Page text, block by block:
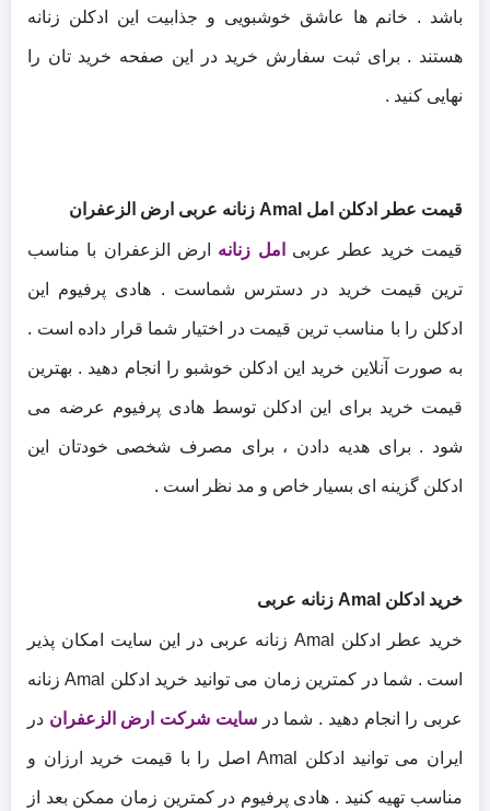
باشد . خانم ها عاشق خوشبویی و جذابیت این ادکلن زنانه
هستند . برای ثبت سفارش خرید در این صفحه خرید تان را
نهایی کنید .
قیمت عطر ادکلن امل Amal زنانه عربی ارض الزعفران
قیمت خرید عطر عربی امل زنانه ارض الزعفران با مناسب
ترین قیمت خرید در دسترس شماست . هادی پرفیوم این
ادکلن را با مناسب ترین قیمت در اختیار شما قرار داده است .
به صورت آنلاین خرید این ادکلن خوشبو را انجام دهید . بهترین
قیمت خرید برای این ادکلن توسط هادی پرفیوم عرضه می
شود . برای هدیه دادن ، برای مصرف شخصی خودتان این
ادکلن گزینه ای بسیار خاص و مد نظر است .
خرید ادکلن Amal زنانه عربی
خرید عطر ادکلن Amal زنانه عربی در این سایت امکان پذیر
است . شما در کمترین زمان می توانید خرید ادکلن Amal زنانه
عربی را انجام دهید . شما درسایت شرکت ارض الزعفران در
ایران می توانید ادکلن Amal اصل را با قیمت خرید ارزان و
مناسب تهیه کنید . هادی پرفیوم در کمترین زمان ممکن بعد از